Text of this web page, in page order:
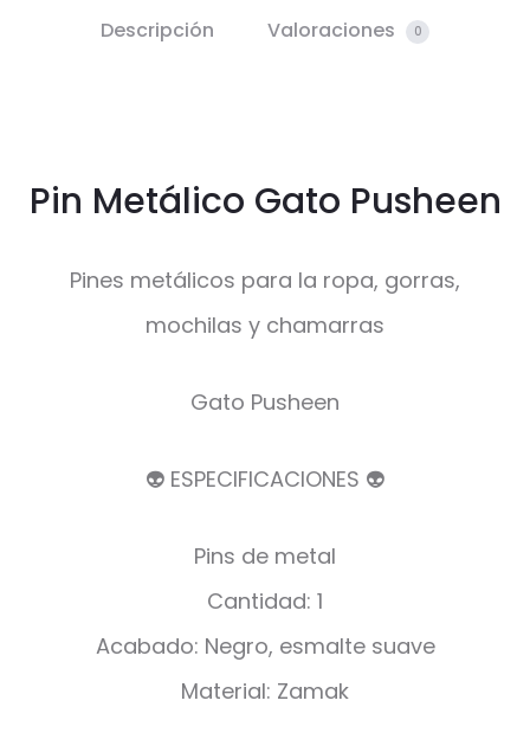
Descripción Valoraciones 0
Pin Metálico Gato Pusheen
Pines metálicos para la ropa, gorras,
mochilas y chamarras
Gato Pusheen
👽 ESPECIFICACIONES 👽
Pins de metal
Cantidad: 1
Acabado: Negro, esmalte suave
Material: Zamak